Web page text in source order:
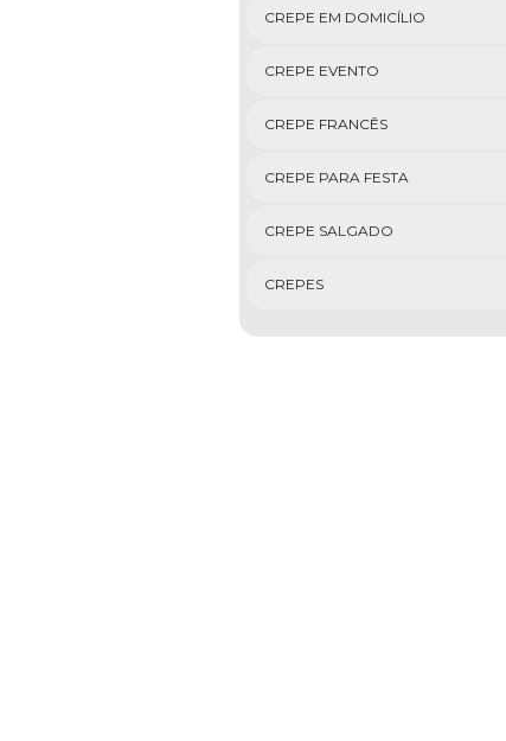
CREPE EM DOMICÍLIO
CREPE EVENTO
CREPE FRANCÊS
CREPE PARA FESTA
CREPE SALGADO
CREPES